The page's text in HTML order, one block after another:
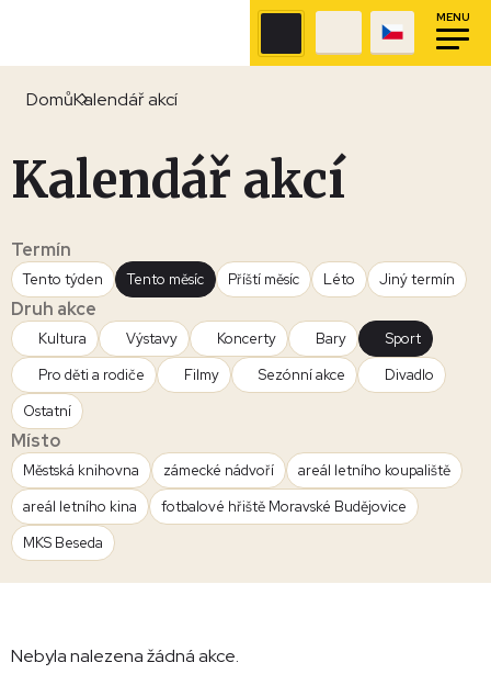
MENU
DomůKalendář akcí
Kalendář akcí
Termín
Tento týden Tento měsíc Příští měsíc Léto Jiný termín
Druh akce
Kultura Výstavy Koncerty Bary
Sport
Pro děti a rodiče
Filmy Sezónní akce
Divadlo
Ostatní
Místo
Městská knihovna zámecké nádvoří
areál letního koupaliště
areál letního kina
fotbalové hřiště Moravské Budějovice
MKS Beseda
Nebyla nalezena žádná akce.